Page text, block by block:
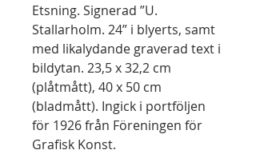
Etsning. Signerad ”U.
Stallarholm. 24” i blyerts, samt
med likalydande graverad text i
bildytan. 23,5 x 32,2 cm
(plåtmått), 40 x 50 cm
(bladmått). Ingick i portföljen
för 1926 från Föreningen för
Grafisk Konst.